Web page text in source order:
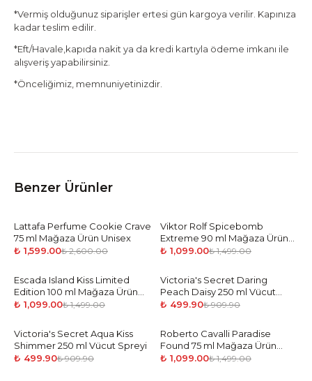
*Vermiş olduğunuz siparişler ertesi gün kargoya verilir. Kapınıza
kadar teslim edilir.
*Eft/Havale,kapıda nakit ya da kredi kartıyla ödeme imkanı ile
alışveriş yapabilirsiniz.
*Önceliğimiz, memnuniyetinizdir.
Benzer Ürünler
-39%
Lattafa Perfume Cookie Crave
75 ml Mağaza Ürün Unisex
₺ 1,599.00₺ 2,600.00
-27%
Viktor Rolf Spicebomb
Extreme 90 ml Mağaza Ürün
Man
₺ 1,099.00₺ 1,499.00
-27%
Escada Island Kiss Limited
Edition 100 ml Mağaza Ürün
Woman
₺ 1,099.00₺ 1,499.00
-45%
Victoria's Secret Daring
Peach Daisy 250 ml Vücut
Spreyi
₺ 499.90₺ 909.90
-45%
Victoria's Secret Aqua Kiss
Shimmer 250 ml Vücut Spreyi
₺ 499.90₺ 909.90
-27%
Roberto Cavalli Paradise
Found 75 ml Mağaza Ürün
Woman
₺ 1,099.00₺ 1,499.00